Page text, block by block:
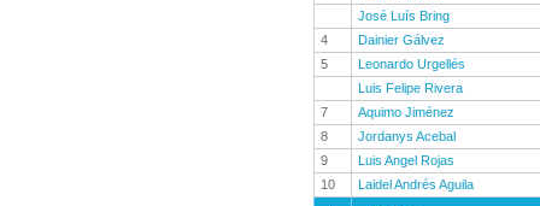
José Luís Bring
4
Dainier Gálvez
5
Leonardo Urgellés
Luis Felipe Rivera
7
Aquimo Jiménez
8
Jordanys Acebal
9
Luis Angel Rojas
10
Laidel Andrés Aguila